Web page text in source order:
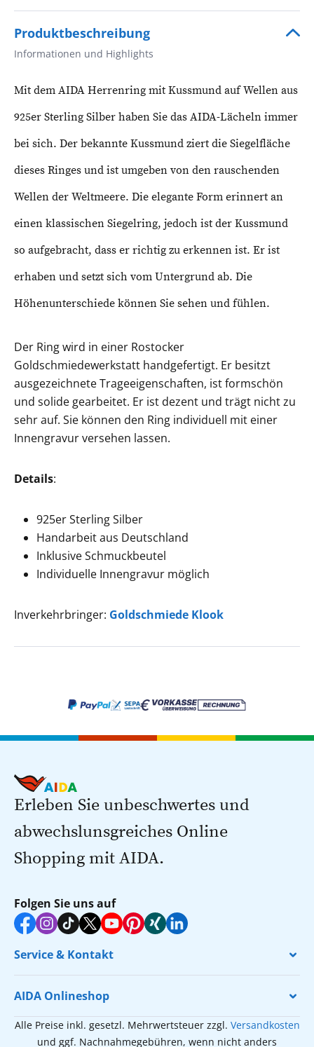
Produktbeschreibung
Informationen und Highlights
Mit dem AIDA Herrenring mit Kussmund auf Wellen aus
925er Sterling Silber haben Sie das AIDA-Lächeln immer
bei sich. Der bekannte Kussmund ziert die Siegelfläche
dieses Ringes und ist umgeben von den rauschenden
Wellen der Weltmeere. Die elegante Form erinnert an
einen klassischen Siegelring, jedoch ist der Kussmund
so aufgebracht, dass er richtig zu erkennen ist. Er ist
erhaben und setzt sich vom Untergrund ab. Die
Höhenunterschiede können Sie sehen und fühlen.
Der Ring wird in einer Rostocker
Goldschmiedewerkstatt handgefertigt. Er besitzt
ausgezeichnete Trageeigenschaften, ist formschön
und solide gearbeitet. Er ist dezent und trägt nicht zu
sehr auf. Sie können den Ring individuell mit einer
Innengravur versehen lassen.
Details:
925er Sterling Silber
Handarbeit aus Deutschland
Inklusive Schmuckbeutel
Individuelle Innengravur möglich
Inverkehrbringer: Goldschmiede Klook
Erleben Sie unbeschwertes und
abwechslunsgreiches Online
Shopping mit AIDA.
Folgen Sie uns auf
Service & Kontakt
AIDA Onlineshop
Alle Preise inkl. gesetzl. Mehrwertsteuer zzgl. Versandkosten
und ggf. Nachnahmegebühren, wenn nicht anders